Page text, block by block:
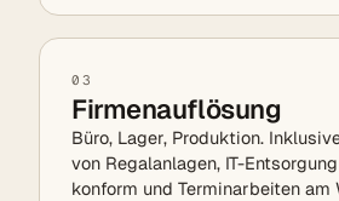
03
Firmenauflösung
Büro, Lager, Produktion.
von Regalanlagen, IT-
konform und Terminarbeiten am